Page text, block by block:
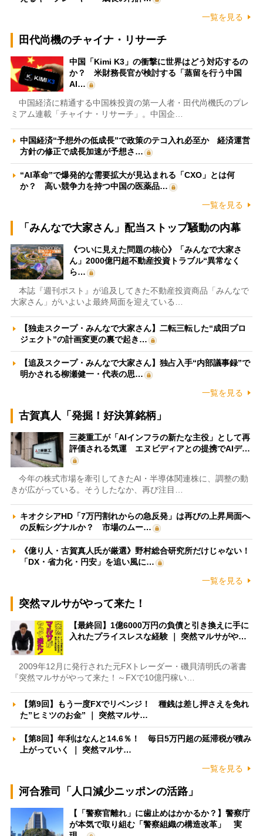
一覧を見る
田代尚機のチャイナ・リサーチ
中国「Kimi K3」の衝撃に世界はどう対応するの
か？ 米財務長官が検討する「蒸留を行う中国
AI…
中国経済に精通する中国株投資の第一人者・田代尚機氏のプレ
ミアム連載「チャイナ・リサーチ」。中国企…
中国経済“予想外の低成長”で政策のテコ入れ必至か 経済運営
方針の修正で成長加速が予想さ…
“AI革命”で爆発的な需要拡大が見込まれる「CXO」とは何
か？ 高い競争力を持つ中国の医薬品…
一覧を見る
「みんなで大家さん」配当ストップ騒動の内幕
《ついに見えた問題の核心》「みんなで大家さ
ん」2000億円超不動産投資トラブル“異常なく
ら…
本誌『週刊ポスト』が追及してきた不動産投資商品「みんなで
大家さん」がいよいよ最終局面を迎えている…
【独走スクープ・みんなで大家さん】二転三転した“成田プロ
ジェクト”の計画変更の裏で起き…
【追及スクープ・みんなで大家さん】独占入手“内部議事録”で
明かされる柳瀬健一・代表の思…
一覧を見る
古賀真人「発掘！好決算銘柄」
三菱重工が「AIインフラの新たな主役」として再
評価される気運 エヌビディアとの提携でAIデ…
今年の株式市場を牽引してきたAI・半導体関連株に、調整の動
きが広がっている。そうしたなか、再び注目…
キオクシアHD「7万円割れからの急反発」は再びの上昇局面へ
の反転シグナルか？ 市場のムー…
《億り人・古賀真人氏が厳選》野村総合研究所だけじゃない！
「DX・省力化・円安」を追い風に…
一覧を見る
突然マルサがやって来た！
【最終回】1億6000万円の負債と引き換えに手に
入れたプライスレスな経験 ｜ 突然マルサがや…
2009年12月に発行された元FXトレーダー・磯貝清明氏の著書
『突然マルサがやって来た！～FXで10億円稼い…
【第9回】もう一度FXでリベンジ！ 種銭は差し押さえを免れ
た”ヒミツのお金” ｜ 突然マルサ…
【第8回】年利はなんと14.6％！ 毎日5万円超の延滞税が積み
上がっていく ｜ 突然マルサ…
一覧を見る
河合雅司「人口減少ニッポンの活路」
【「警察官離れ」に歯止めはかかるか？】警察庁
が本気で取り組む「警察組織の構造改革」 実